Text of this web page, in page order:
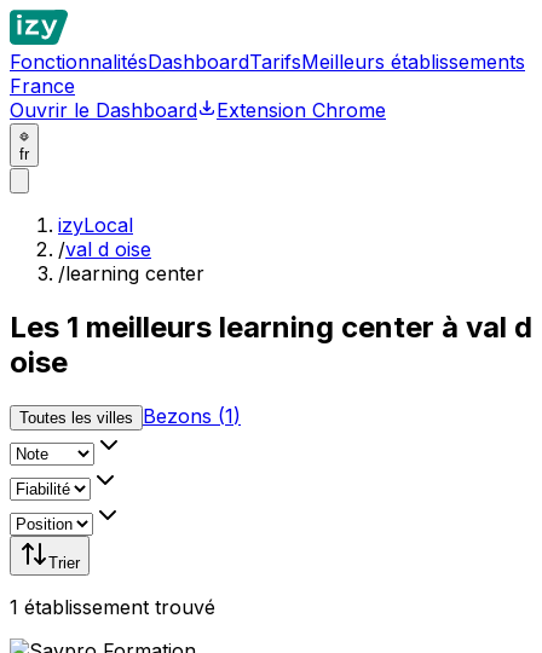
FonctionnalitésDashboardTarifsMeilleurs établissements
France
Ouvrir le Dashboard
Extension Chrome
fr
izyLocal
/val d oise
/learning center
Les 1 meilleurs learning center à val d
oise
Toutes les villes Bezons (1)
Trier
1 établissement trouvé